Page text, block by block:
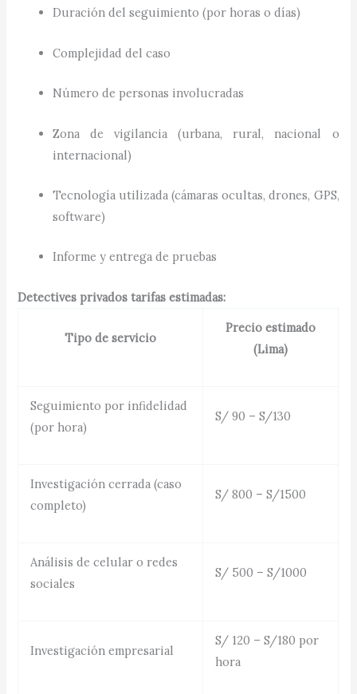
Duración del seguimiento (por horas o días)
Complejidad del caso
Número de personas involucradas
Zona de vigilancia (urbana, rural, nacional o
internacional)
Tecnología utilizada (cámaras ocultas, drones, GPS,
software)
Informe y entrega de pruebas
Detectives privados tarifas estimadas:
Tipo de servicio
Precio estimado
(Lima)
Seguimiento por infidelidad
(por hora)
S/ 90 – S/130
Investigación cerrada (caso
completo)
S/ 800 – S/1500
Análisis de celular o redes
sociales
S/ 500 – S/1000
Investigación empresarial
S/ 120 – S/180 por
hora